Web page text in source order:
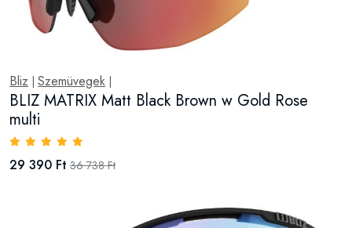
Bliz Szemüvegek
BLIZ MATRIX Matt Black Brown w Gold Rose
multi
29 390 Ft 36 738 Ft